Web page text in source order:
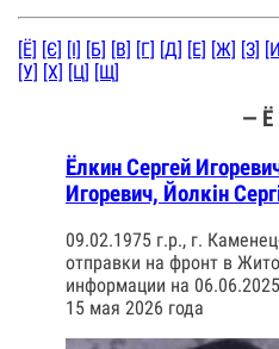
[Ё] [Є] [І] [Б] [В] [Г] [Д] [Е] [Ж] [З]
[У] [Х] [Ц] [Щ]
— Ё
Ёлкин Сергей
Игоревич, Йолкін
09.02.1975 г.р., г.
отправки на фронт в
информации на
15 мая 2026 года